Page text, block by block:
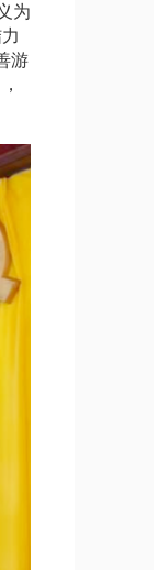
为
游